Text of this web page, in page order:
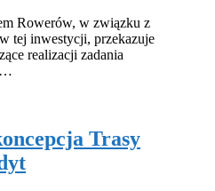
Rowerów, w związku z
tej inwestycji, przekazuje
realizacji zadania
…
Trasy